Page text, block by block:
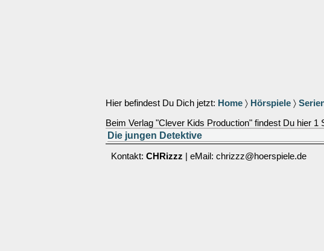
Hier befindest Du Dich jetzt: Home 〉 Hörspiele 〉
Beim Verlag "Clever Kids Production" findest Du hier 1
Die jungen Detektive
Kontakt: CHRizzz | eMail: chrizzz@hoerspiele.de